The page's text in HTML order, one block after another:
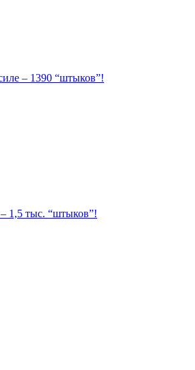
– 1390 “штыков”!
1,5 тыс. “штыков”!